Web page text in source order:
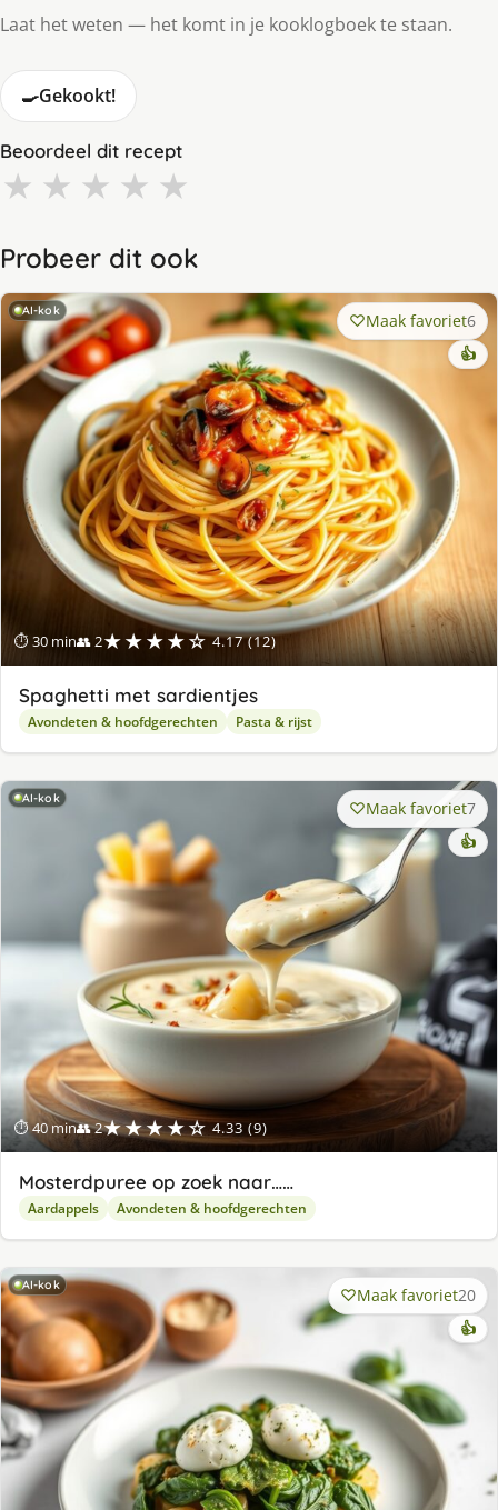
Laat het weten — het komt in je kooklogboek te staan.
🍳Gekookt!
Beoordeel dit recept
★ ★ ★ ★ ★
Probeer dit ook
AI-kok
⏱ 30 min👥 2★★★★☆ 4.17 (12)
Maak favoriet6
👍
Spaghetti met sardientjes
Avondeten & hoofdgerechten Pasta & rijst
AI-kok
⏱ 40 min👥 2★★★★☆ 4.33 (9)
Maak favoriet7
👍
Mosterdpuree op zoek naar……
Aardappels Avondeten & hoofdgerechten
AI-kok Maak favoriet20
👍